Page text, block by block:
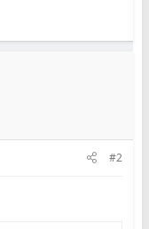
#2